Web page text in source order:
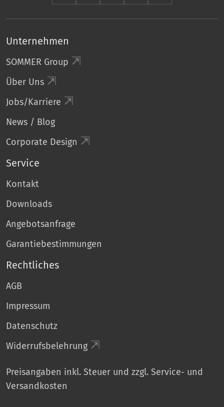
Unternehmen
SOMMER Group
Über Uns
Jobs/Karriere
News / Blog
Corporate Design
Service
Kontakt
Downloads
Angebotsanfrage
Garantiebestimmungen
Rechtliches
AGB
Impressum
Datenschutz
Widerrufsbelehrung
Preisangaben inkl. Steuer und zzgl. Service- und
Versandkosten